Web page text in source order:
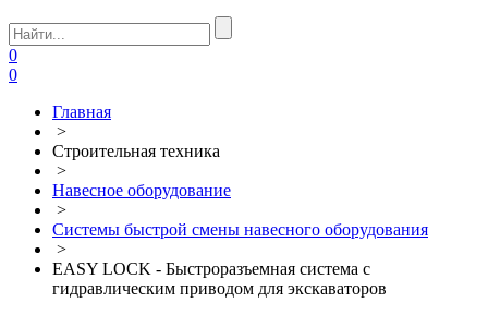
0
0
Главная
>
Строительная техника
>
Навесное оборудование
>
Системы быстрой смены навесного оборудования
>
EASY LOCK - Быстроразъемная система с
гидравлическим приводом для экскаваторов